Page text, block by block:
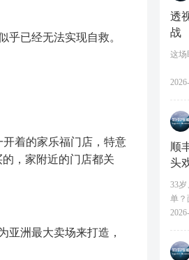
透
战
这场
顺
头
33岁
单？
已经无法实现自救。
着的家乐福门店，特意
，家附近的门店都关
亚洲最大卖场来打造，